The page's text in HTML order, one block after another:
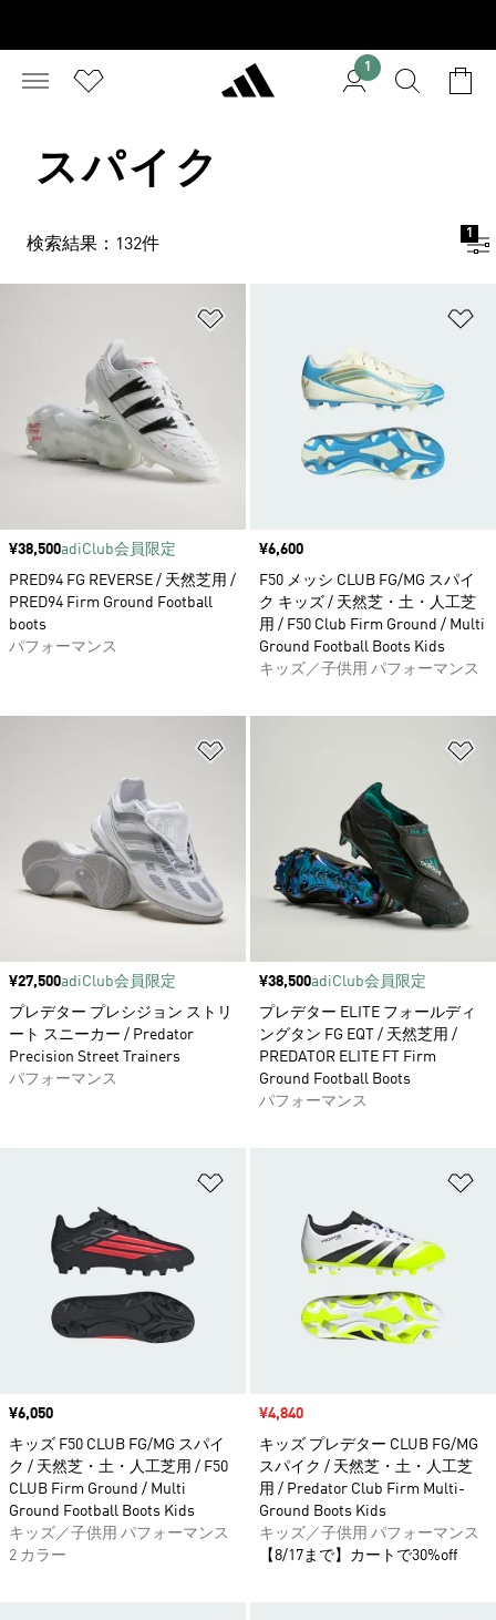
1
スパイク
検索結果：132件
1
価格
¥38,500adiClub会員限定
PRED94 FG REVERSE / 天然芝用 /
PRED94 Firm Ground Football
boots
パフォーマンス
価格
¥6,600
F50 メッシ CLUB FG/MG スパイ
ク キッズ / 天然芝・土・人工芝
用 / F50 Club Firm Ground / Multi
Ground Football Boots Kids
キッズ／子供用 パフォーマンス
価格
¥27,500adiClub会員限定
プレデター プレシジョン ストリ
ート スニーカー / Predator
Precision Street Trainers
パフォーマンス
価格
¥38,500adiClub会員限定
プレデター ELITE フォールディ
ングタン FG EQT / 天然芝用 /
PREDATOR ELITE FT Firm
Ground Football Boots
パフォーマンス
価格
¥6,050
キッズ F50 CLUB FG/MG スパイ
ク / 天然芝・土・人工芝用 / F50
CLUB Firm Ground / Multi
Ground Football Boots Kids
キッズ／子供用 パフォーマンス
2 カラー
セール価格
¥4,840
キッズ プレデター CLUB FG/MG
スパイク / 天然芝・土・人工芝
用 / Predator Club Firm Multi-
Ground Boots Kids
キッズ／子供用 パフォーマンス
【8/17まで】カートで30%off